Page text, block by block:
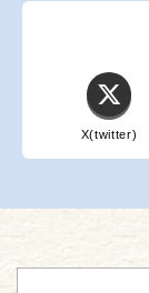
X(twitter)